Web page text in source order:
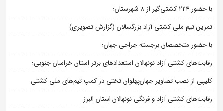
با حضور ۲۲۴ کشتی‌گیر از ۸ شهرستان؛
تمرین تیم ملی کشتی آزاد بزرگسالان (گزارش تصویری)
با حضور متخصصان برجسته جراحی جهان؛
رقابت‌های کشتی آزاد نونهالان استعدادهای برتر استان خراسان جنوبی؛
کلیپی از نصب تصاویر جهان‌پهلوان تختی در کمپ تیم‌های ملی کشتی
رقابت‌های کشتی آزاد و فرنگی نونهالان استان البرز